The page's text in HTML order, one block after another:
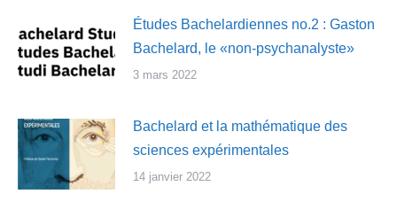
Études Bachelardiennes no.2 : Gaston
Bachelard, le «non-psychanalyste»
3 mars 2022
Bachelard et la mathématique des
sciences expérimentales
14 janvier 2022